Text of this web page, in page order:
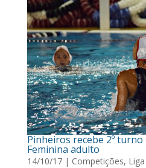
Pinheiros recebe 2º
Feminina adulto
14/10/17| Competições,